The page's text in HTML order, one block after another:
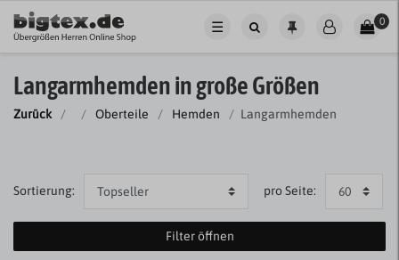
☰ 0
Langarmhemden in große Größen
Zurück Oberteile Hemden Langarmhemden
Sortierung: pro Seite:
Filter öffnen